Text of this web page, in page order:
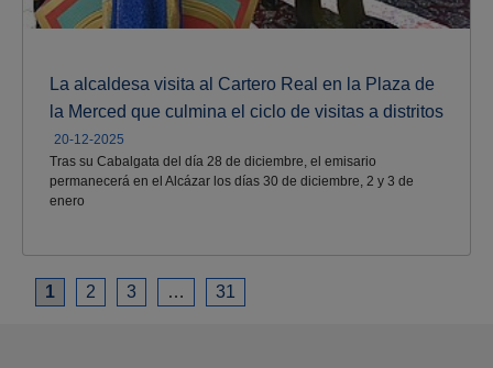
La alcaldesa visita al Cartero Real en la Plaza de
la Merced que culmina el ciclo de visitas a distritos
20-12-2025
Tras su Cabalgata del día 28 de diciembre, el emisario
permanecerá en el Alcázar los días 30 de diciembre, 2 y 3 de
enero
1 2 3 … 31